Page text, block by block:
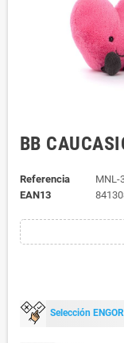
BB
Referencia
MNL-
EAN13
Selección